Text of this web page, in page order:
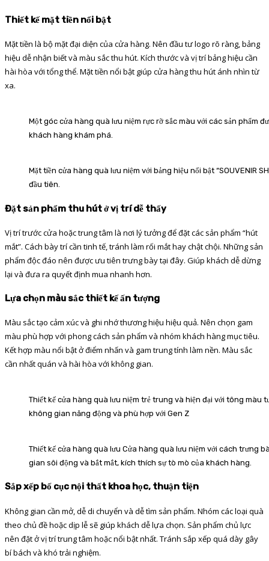
Thiết kế mặt tiền nổi bật
Mặt tiền là bộ mặt đại diện của cửa hàng. Nên đầu tư logo rõ ràng, bảng
hiệu dễ nhận biết và màu sắc thu hút. Kích thước và vị trí bảng hiệu cần
hài hòa với tổng thể. Mặt tiền nổi bật giúp cửa hàng thu hút ánh nhìn từ
xa.
Một góc cửa hàng quà lưu niệm rực rỡ sắc màu với các sản phẩm
khách hàng khám phá.
Mặt tiền cửa hàng quà lưu niệm với bảng hiệu nổi bật “SOUVENIR
đầu tiên.
Đặt sản phẩm thu hút ở vị trí dễ thấy
Vị trí trước cửa hoặc trung tâm là nơi lý tưởng để đặt các sản phẩm “hút
mắt”. Cách bày trí cần tinh tế, tránh làm rối mắt hay chật chội. Những sản
phẩm độc đáo nên được ưu tiên trưng bày tại đây. Giúp khách dễ dừng
lại và đưa ra quyết định mua nhanh hơn.
Lựa chọn màu sắc thiết kế ấn tượng
Màu sắc tạo cảm xúc và ghi nhớ thương hiệu hiệu quả. Nên chọn gam
màu phù hợp với phong cách sản phẩm và nhóm khách hàng mục tiêu.
Kết hợp màu nổi bật ở điểm nhấn và gam trung tính làm nền. Màu sắc
cần nhất quán và hài hòa với không gian.
Thiết kế cửa hàng quà lưu niệm trẻ trung và hiện đại với tông
không gian năng động và phù hợp với Gen Z
Thiết kế cửa hàng quà lưu Cửa hàng quà lưu niệm với cách trưng
gian sôi động và bắt mắt, kích thích sự tò mò của khách hàng.
Sắp xếp bố cục nội thất khoa học, thuận tiện
Không gian cần mở, dễ di chuyển và dễ tìm sản phẩm. Nhóm các loại quà
theo chủ đề hoặc dịp lễ sẽ giúp khách dễ lựa chọn. Sản phẩm chủ lực
nên đặt ở vị trí trung tâm hoặc nổi bật nhất. Tránh sắp xếp quá dày gây
bí bách và khó trải nghiệm.